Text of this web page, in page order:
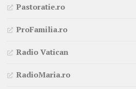
Pastoratie.ro
ProFamilia.ro
Radio Vatican
RadioMaria.ro